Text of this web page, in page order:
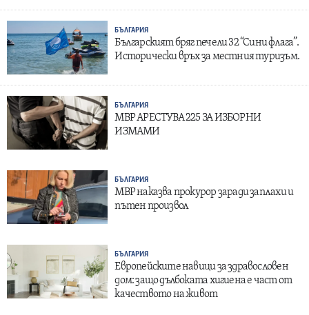
БЪЛГАРИЯ
Българският бряг печели 32 “Сини флага”.
Исторически връх за местния туризъм.
БЪЛГАРИЯ
МВР АРЕСТУВА 225 ЗА ИЗБОРНИ
ИЗМАМИ
БЪЛГАРИЯ
МВР наказва прокурор заради заплахи и
пътен произвол
БЪЛГАРИЯ
Европейските навици за здравословен
дом: защо дълбоката хигиена е част от
качеството на живот